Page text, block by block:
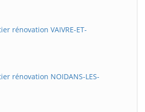
rénovation VAIVRE-ET-
rénovation NOIDANS-LES-